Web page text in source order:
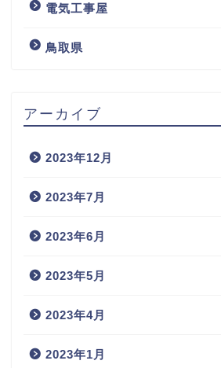
電気工事屋
鳥取県
アーカイブ
2023年12月
2023年7月
2023年6月
2023年5月
2023年4月
2023年1月